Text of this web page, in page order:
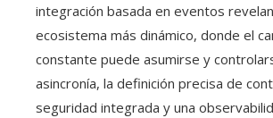
integración basada en eventos
ecosistema más dinámico, donde el
constante puede asumirse y
asincronía, la definición precisa de
seguridad integrada y una